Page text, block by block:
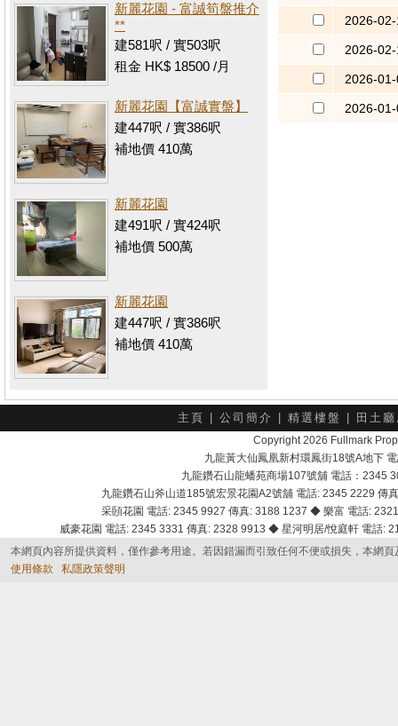
新麗花園 - 富誠筍盤推介
**
建581呎 / 實503呎
租金 HK$ 18500 /月
新麗花園【富誠實盤】
建447呎 / 實386呎
補地價 410萬
新麗花園
建491呎 / 實424呎
補地價 500萬
新麗花園
建447呎 / 實386呎
補地價 410萬
2026-
2026-02-
2026-
2026-
主頁 公司簡介 精選樓盤 田土
Copyright 2026 Fullmark
九龍黃大仙鳳凰新村環鳳街18號A地下
九龍鑽石山龍蟠苑商場107號舖 電話：2345
九龍鑽石山斧山道185號宏景花園A2號舖 電話: 2345 2229
采頣花園 電話: 2345 9927 傳真: 3188 1237 ◆ 樂富 電話:
威豪花園 電話: 2345 3331 傳真: 2328 9913 ◆ 星河明居/悅庭軒 電話
本網頁內容所提供資料，僅作參考用途。若因錯漏而引致任何不便或損失，本網
使用條款
私隱政策聲明